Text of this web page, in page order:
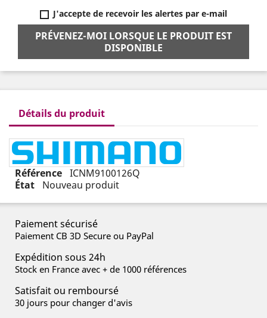
J'accepte de recevoir les alertes par e-mail
PRÉVENEZ-MOI LORSQUE LE PRODUIT EST
DISPONIBLE
Détails du produit
Référence ICNM9100126Q
État
Nouveau produit
Paiement sécurisé
Paiement CB 3D Secure ou PayPal
Expédition sous 24h
Stock en France avec + de 1000 références
Satisfait ou remboursé
30 jours pour changer d'avis